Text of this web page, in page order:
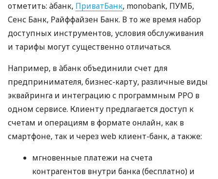
отметить: àбанк, ПриватБанк, monobank, ПУМБ,
Сенс Банк, Райффайзен Банк. В то же время набор
доступных инструментов, условия обслуживания
и тарифы могут существенно отличаться.
Например, в àбанк объединили счет для
предпринимателя, бизнес-карту, различные виды
эквайринга и интеграцию с программным РРО в
одном сервисе. Клиенту предлагается доступ к
счетам и операциям в формате онлайн, как в
смартфоне, так и через web клиент-банк, а также:
мгновенные платежи на счета
контрагентов внутри банка (бесплатно) и